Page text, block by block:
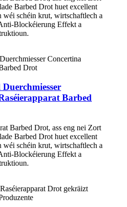
Barbed Drot huet excellent
wéi schéin krut, wirtschaftlech a
Blockéierung Effekt a
Barbed
Barbed Drot, ass eng nei Zort
Barbed Drot huet excellent
wéi schéin krut, wirtschaftlech a
Blockéierung Effekt a